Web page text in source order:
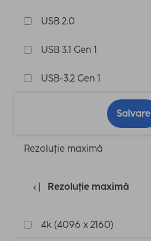
USB 2.0
USB 3.1 Gen 1
USB-3.2 Gen 1
Salvare
Rezoluţie maximă
Rezoluţie maximă
4k (4096 x 2160)